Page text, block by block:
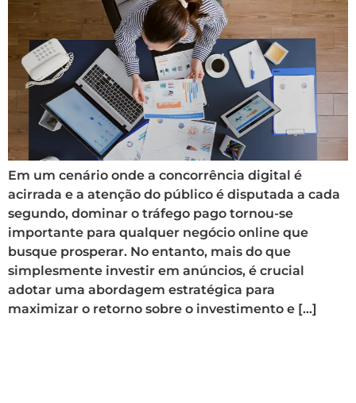
Em um cenário onde a concorrência digital é
acirrada e a atenção do público é disputada a cada
segundo, dominar o tráfego pago tornou-se
importante para qualquer negócio online que
busque prosperar. No entanto, mais do que
simplesmente investir em anúncios, é crucial
adotar uma abordagem estratégica para
maximizar o retorno sobre o investimento e […]